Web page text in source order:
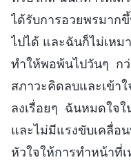
ได้รับการอวยพรมาก
ไปได้ และฉันก็ไม่เห
ทำให้พอพ้นไปวันๆ ก
สภาวะคิดลบและเข้า
ลงเรื่อยๆ ฉันหมดใจใ
และไม่มีแรงขับเคลื่อ
หัวใจให้การทำหน้าที่